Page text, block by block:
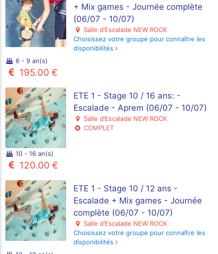
+ Mix games - Journée complète
(06/07 - 10/07)
Salle d’Escalade NEW ROCK
Choisissez votre groupe pour connaître les
disponibilités
6 - 9 an(s)
195.00 €
ETE 1 - Stage 10 / 16 ans: -
Escalade - Aprem (06/07 - 10/07)
Salle d’Escalade NEW ROCK
COMPLET
10 - 16 an(s)
120.00 €
ETE 1 - Stage 10 / 12 ans -
Escalade + Mix games - Journée
complète (06/07 - 10/07)
Salle d’Escalade NEW ROCK
Choisissez votre groupe pour connaître les
disponibilités